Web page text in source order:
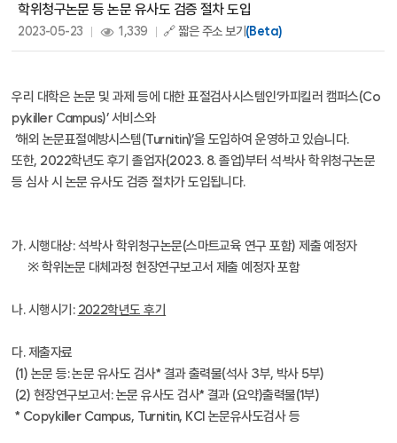
학위청구논문 등 논문 유사도 검증 절차 도입
2023-05-23 1,339 🔗 짧은 주소 보기(Beta)
우리 대학은 논문 및 과제 등에 대한 표절검사시스템인‘카피킬러 캠퍼스(Co
pykiller Campus)’ 서비스와
‘해외 논문표절예방시스템(Turnitin)’을 도입하여 운영하고 있습니다.
또한, 2022학년도 후기 졸업자(2023. 8. 졸업)부터 석·박사 학위청구논문
등 심사 시 논문 유사도 검증 절차가 도입됩니다.
가. 시행대상: 석·박사 학위청구논문(스마트교육 연구 포함) 제출 예정자
※ 학위논문 대체과정 현장연구보고서 제출 예정자 포함
나. 시행시기: 2022학년도 후기
다. 제출자료
(1) 논문 등: 논문 유사도 검사* 결과 출력물(석사 3부, 박사 5부)
(2) 현장연구보고서: 논문 유사도 검사* 결과 (요약)출력물(1부)
* Copykiller Campus, Turnitin, KCI 논문유사도검사 등